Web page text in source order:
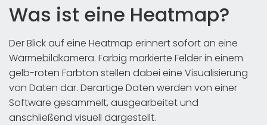
Was ist eine Heatmap?
Der Blick auf eine Heatmap erinnert sofort an eine
Wärmebildkamera. Farbig markierte Felder in einem
gelb-roten Farbton stellen dabei eine Visualisierung
von Daten dar. Derartige Daten werden von einer
Software gesammelt, ausgearbeitet und
anschließend visuell dargestellt.